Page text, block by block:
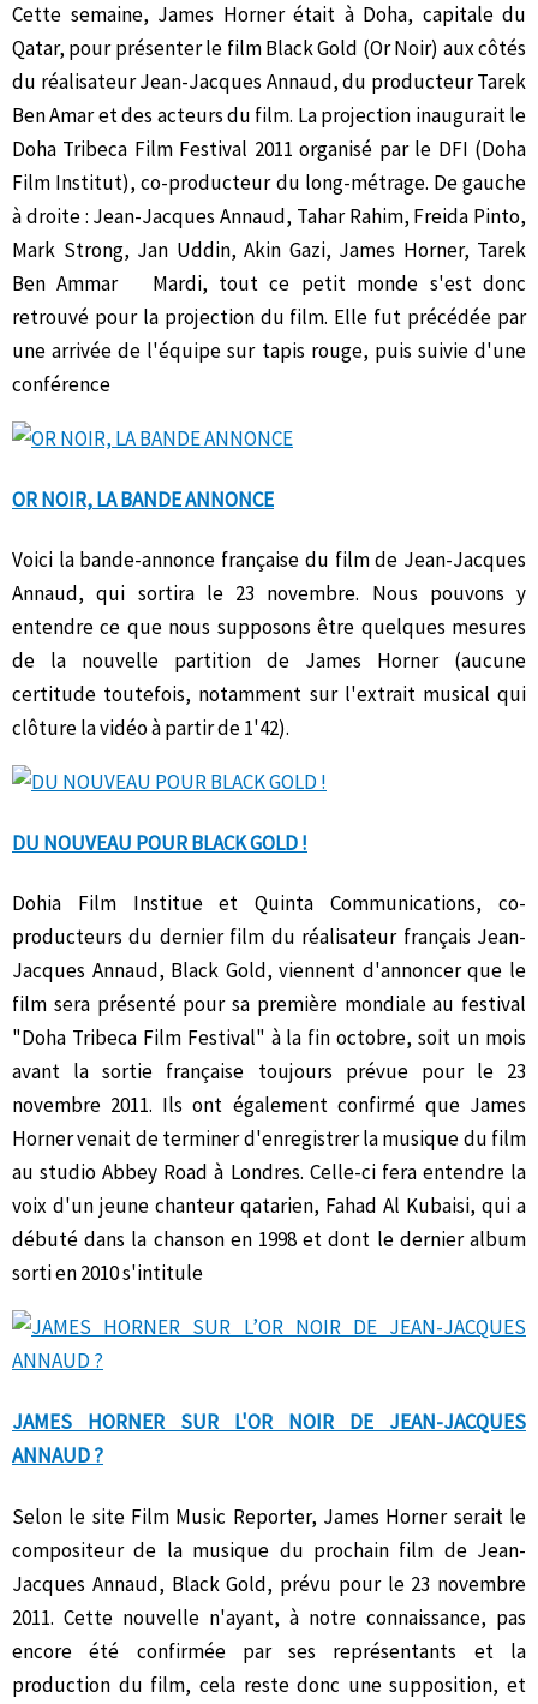
Cette semaine, James Horner était à Doha, capitale du
Qatar, pour présenter le film Black Gold (Or Noir) aux côtés
du réalisateur Jean-Jacques Annaud, du producteur Tarek
Ben Amar et des acteurs du film. La projection inaugurait le
Doha Tribeca Film Festival 2011 organisé par le DFI (Doha
Film Institut), co-producteur du long-métrage. De gauche
à droite : Jean-Jacques Annaud, Tahar Rahim, Freida Pinto,
Mark Strong, Jan Uddin, Akin Gazi, James Horner, Tarek
Ben Ammar Mardi, tout ce petit monde s'est donc
retrouvé pour la projection du film. Elle fut précédée par
une arrivée de l'équipe sur tapis rouge, puis suivie d'une
conférence
OR NOIR, LA BANDE ANNONCE
Voici la bande-annonce française du film de Jean-Jacques
Annaud, qui sortira le 23 novembre. Nous pouvons y
entendre ce que nous supposons être quelques mesures
de la nouvelle partition de James Horner (aucune
certitude toutefois, notamment sur l'extrait musical qui
clôture la vidéo à partir de 1'42).
DU NOUVEAU POUR BLACK GOLD !
Dohia Film Institue et Quinta Communications, co-
producteurs du dernier film du réalisateur français Jean-
Jacques Annaud, Black Gold, viennent d'annoncer que le
film sera présenté pour sa première mondiale au festival
"Doha Tribeca Film Festival" à la fin octobre, soit un mois
avant la sortie française toujours prévue pour le 23
novembre 2011. Ils ont également confirmé que James
Horner venait de terminer d'enregistrer la musique du film
au studio Abbey Road à Londres. Celle-ci fera entendre la
voix d'un jeune chanteur qatarien, Fahad Al Kubaisi, qui a
débuté dans la chanson en 1998 et dont le dernier album
sorti en 2010 s'intitule
JAMES HORNER SUR L'OR NOIR DE JEAN-JACQUES
ANNAUD ?
Selon le site Film Music Reporter, James Horner serait le
compositeur de la musique du prochain film de Jean-
Jacques Annaud, Black Gold, prévu pour le 23 novembre
2011. Cette nouvelle n'ayant, à notre connaissance, pas
encore été confirmée par ses représentants et la
production du film, cela reste donc une supposition, et